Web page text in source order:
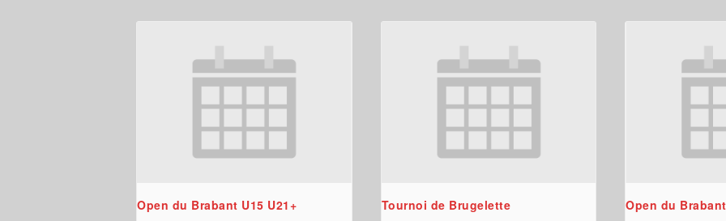
Open du Brabant U15 U21+ Tournoi de Brugelette Open du